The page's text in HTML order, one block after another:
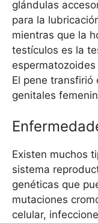
glándulas
para la
mientras que la
testículos es la
El pene transfirió
genitales
Existen muchos
sistema
genéticas que
mutaciones
celular,